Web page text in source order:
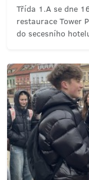
Třída 1.A se dne
restaurace Tower
do secesního